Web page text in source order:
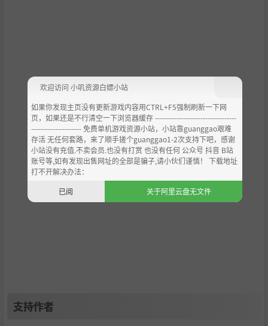
支持作者
欢迎访问 小叽资源白嫖小站
如果你发现主页没有更新游戏内容用CTRL+F5强制刷新一下网
页，如果还是不行清空一下浏览器缓存 ----------------------------------
--------------------- 免费单机游戏资源小站，小站靠guanggao艰难
存活 无任何套路，来了顺手搓个guanggao1-2次支持下吧，感谢
小站没有充值.不卖会员.也没有打赏 也没有任何 公众号 抖音 B站
账号等,如有发现出售网址的全部是骗子,请小伙们谨慎！ 下载地址
打不开解决办法：
已阅
关于阿里云盘无文件